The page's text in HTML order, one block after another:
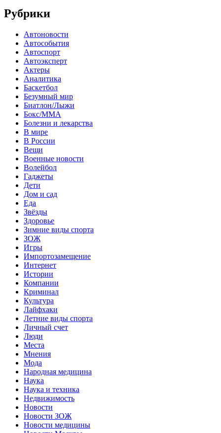
Рубрики
Автоновости
Автособытия
Автоспорт
Автоэксперт
Актеры
Аналитика
Баскетбол
Безумный мир
Биатлон/Лыжи
Бокс/MMA
Болезни и лекарства
В мире
В России
Вещи
Военные новости
Волейбол
Гаджеты
Дети
Дом и сад
Еда
Звёзды
Здоровье
Зимние виды спорта
ЗОЖ
Игры
Импортозамещение
Интернет
Истории
Компании
Криминал
Культура
Лайфхаки
Летние виды спорта
Личный счет
Люди
Места
Мнения
Мода
Народная медицина
Наука
Наука и техника
Недвижимость
Новости
Новости ЗОЖ
Новости медицины